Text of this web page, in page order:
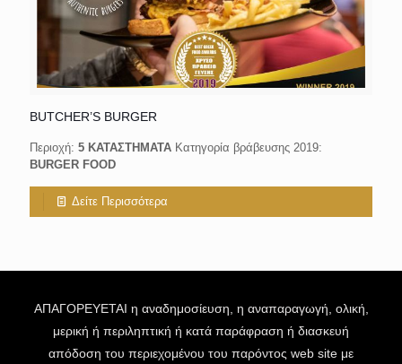
BUTCHER’S BURGER
Περιοχή: 5 ΚΑΤΑΣΤΗΜΑΤΑ Κατηγορία βράβευσης 2019:
BURGER FOOD
Δείτε Περισσότερα
ΑΠΑΓΟΡΕΥΕΤΑΙ η αναδημοσίευση, η αναπαραγωγή, ολική,
μερική ή περιληπτική ή κατά παράφραση ή διασκευή
απόδοση του περιεχομένου του παρόντος web site με